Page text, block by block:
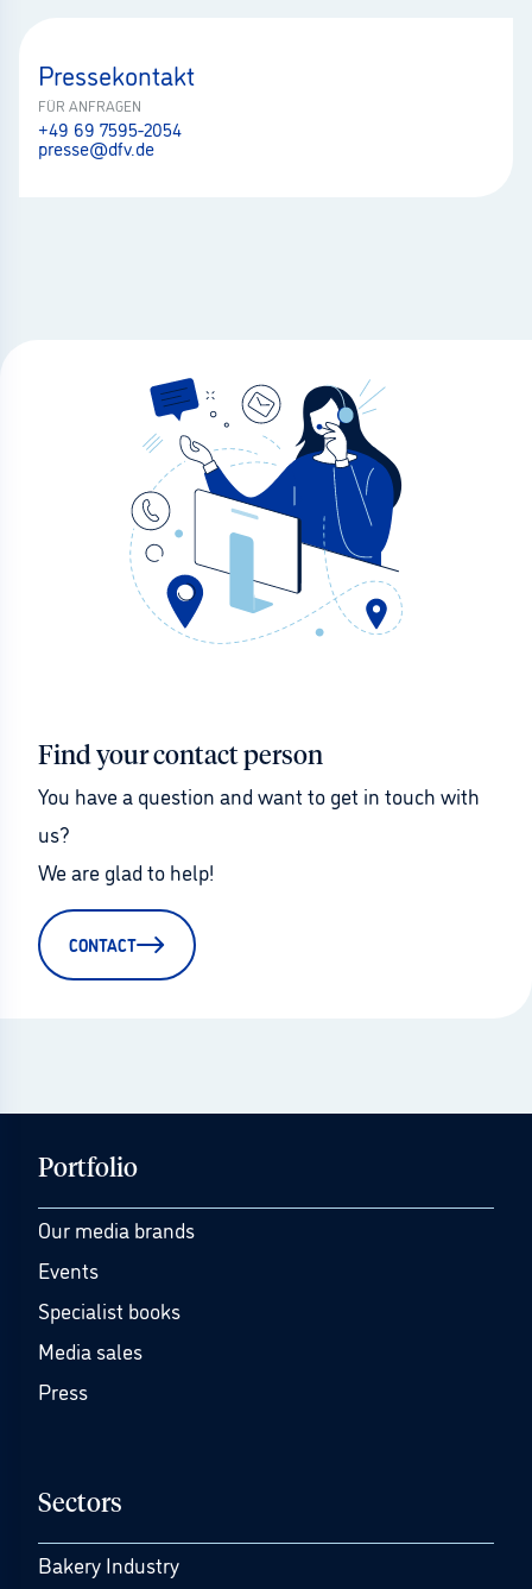
Pressekontakt
FÜR ANFRAGEN
+49 69 7595-2054
presse@dfv.de
Find your contact person
You have a question and want to get in touch with
us?
We are glad to help!
CONTACT
Portfolio
Our media brands
Events
Specialist books
Media sales
Press
Sectors
Bakery Industry